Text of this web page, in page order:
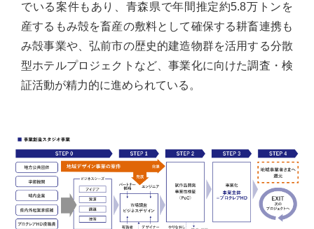
でいる案件もあり、青森県で年間推定約5.8万トンを
産するもみ殻を畜産の敷料として確保する耕畜連携も
み殻事業や、弘前市の歴史的建造物群を活用する分散
型ホテルプロジェクトなど、事業化に向けた調査・検
証活動が精力的に進められている。